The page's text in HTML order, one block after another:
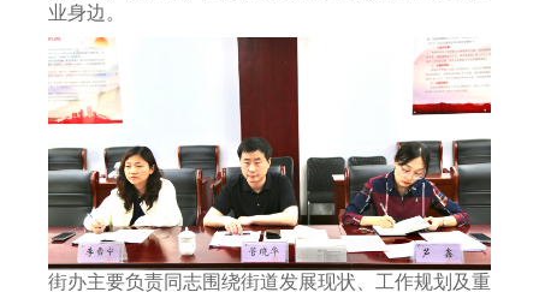
业身边。
街办主要负责同志围绕街道发展现状、工作规划及重